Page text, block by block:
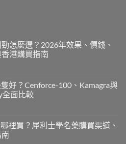
怎麼選？2026年效果、價錢、
港購買指南
好？Cenforce-100、Kamagra與
全面比較
裡買？犀利士學名藥購買渠道、